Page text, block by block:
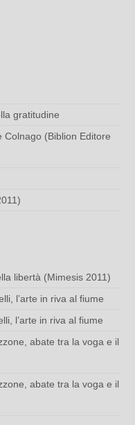
gratitudine
Colnago (Biblion Editore
libertà (Mimesis 2011)
l’arte in riva al fiume
l’arte in riva al fiume
abate tra la voga e il
abate tra la voga e il